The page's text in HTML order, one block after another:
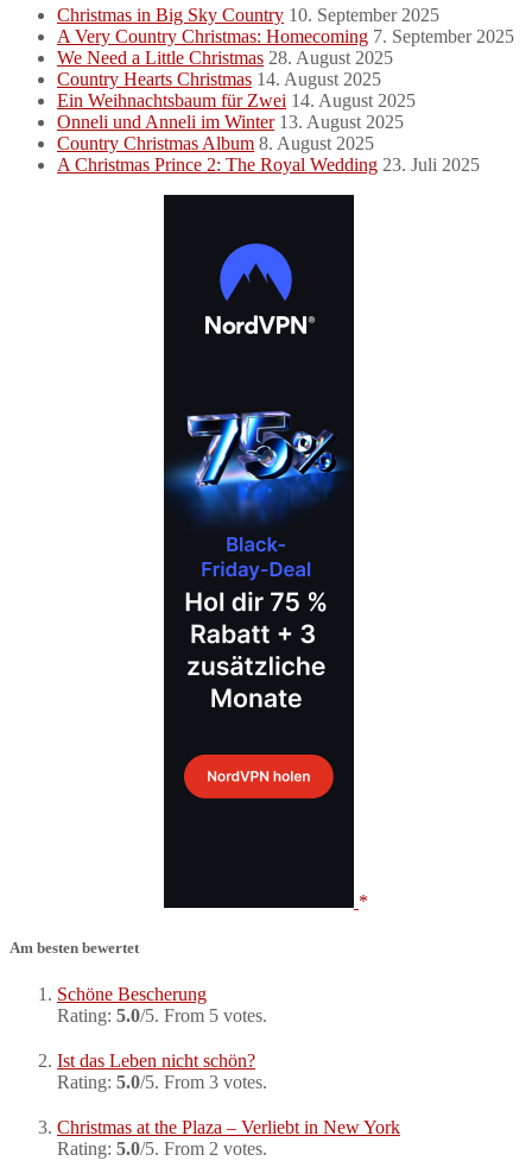
Christmas in Big Sky Country 10. September 2025
A Very Country Christmas: Homecoming 7. September 2025
We Need a Little Christmas 28. August 2025
Country Hearts Christmas 14. August 2025
Ein Weihnachtsbaum für Zwei 14. August 2025
Onneli und Anneli im Winter 13. August 2025
Country Christmas Album 8. August 2025
A Christmas Prince 2: The Royal Wedding 23. Juli 2025
Am besten bewertet
Schöne Bescherung
Rating: 5.0/5. From 5 votes.
Ist das Leben nicht schön?
Rating: 5.0/5. From 3 votes.
Christmas at the Plaza – Verliebt in New York
Rating: 5.0/5. From 2 votes.